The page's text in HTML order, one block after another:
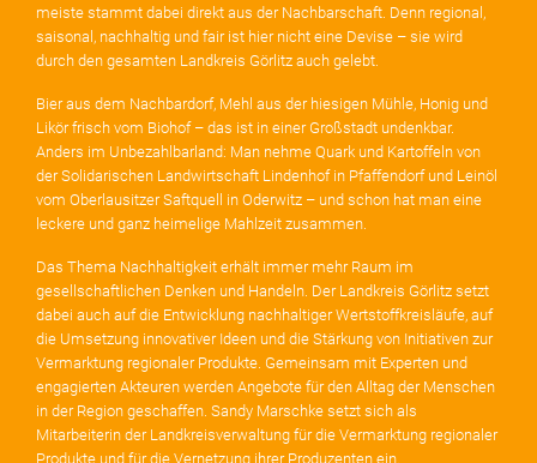
meiste stammt dabei direkt aus der Nachbarschaft. Denn regional,
saisonal, nachhaltig und fair ist hier nicht eine Devise – sie wird
durch den gesamten Landkreis Görlitz auch gelebt.
Bier aus dem Nachbardorf, Mehl aus der hiesigen Mühle, Honig und
Likör frisch vom Biohof – das ist in einer Großstadt undenkbar.
Anders im Unbezahlbarland: Man nehme Quark und Kartoffeln von
der Solidarischen Landwirtschaft Lindenhof in Pfaffendorf und Leinöl
vom Oberlausitzer Saftquell in Oderwitz – und schon hat man eine
leckere und ganz heimelige Mahlzeit zusammen.
Das Thema Nachhaltigkeit erhält immer mehr Raum im
gesellschaftlichen Denken und Handeln. Der Landkreis Görlitz setzt
dabei auch auf die Entwicklung nachhaltiger Wertstoffkreisläufe, auf
die Umsetzung innovativer Ideen und die Stärkung von Initiativen zur
Vermarktung regionaler Produkte. Gemeinsam mit Experten und
engagierten Akteuren werden Angebote für den Alltag der Menschen
in der Region geschaffen. Sandy Marschke setzt sich als
Mitarbeiterin der Landkreisverwaltung für die Vermarktung regionaler
Produkte und für die Vernetzung ihrer Produzenten ein.